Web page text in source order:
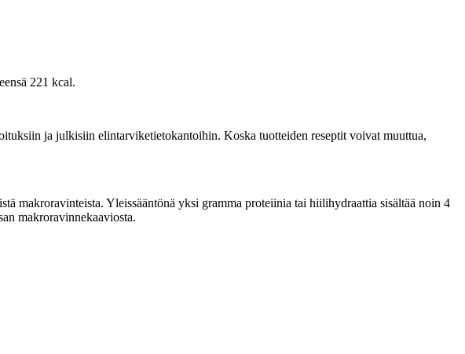
221 kcal.
ja julkisiin elintarviketietokantoihin. Koska tuotteiden reseptit voivat muuttua,
makroravinteista. Yleissääntönä yksi gramma proteiinia tai hiilihydraattia sisältää noin 4
makroravinnekaaviosta.